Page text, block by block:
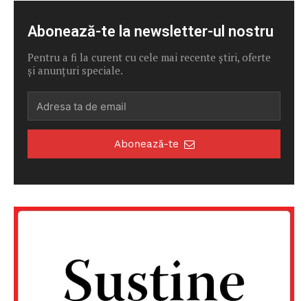
Abonează-te la newsletter-ul nostru
Pentru a fi la curent cu cele mai recente știri, oferte
și anunțuri speciale.
Abonează-te